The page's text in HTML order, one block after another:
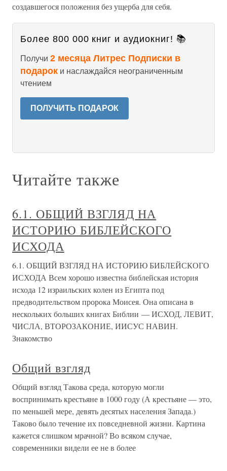
создавшегося положения без ущерба для себя.
Более 800 000 книг и аудиокниг! 📚
Получи 2 месяца Литрес Подписки в
подарок и наслаждайся неограниченным
чтением
ПОЛУЧИТЬ ПОДАРОК
Читайте также
6.1. ОБЩИЙ ВЗГЛЯД НА
ИСТОРИЮ БИБЛЕЙСКОГО
ИСХОДА
6.1. ОБЩИЙ ВЗГЛЯД НА ИСТОРИЮ БИБЛЕЙСКОГО
ИСХОДА Всем хорошо известна библейская история
исхода 12 израильских колен из Египта под
предводительством пророка Моисея. Она описана в
нескольких больших книгах Библии — ИСХОД, ЛЕВИТ,
ЧИСЛА, ВТОРОЗАКОНИЕ, ИИСУС НАВИН.
Знакомство
Общий взгляд
Общий взгляд Такова среда, которую могли
воспринимать крестьяне в 1000 году (А крестьяне — это,
по меньшей мере, девять десятых населения Запада.)
Таково было течение их повседневной жизни. Картина
кажется слишком мрачной? Во всяком случае,
современники видели ее не в более